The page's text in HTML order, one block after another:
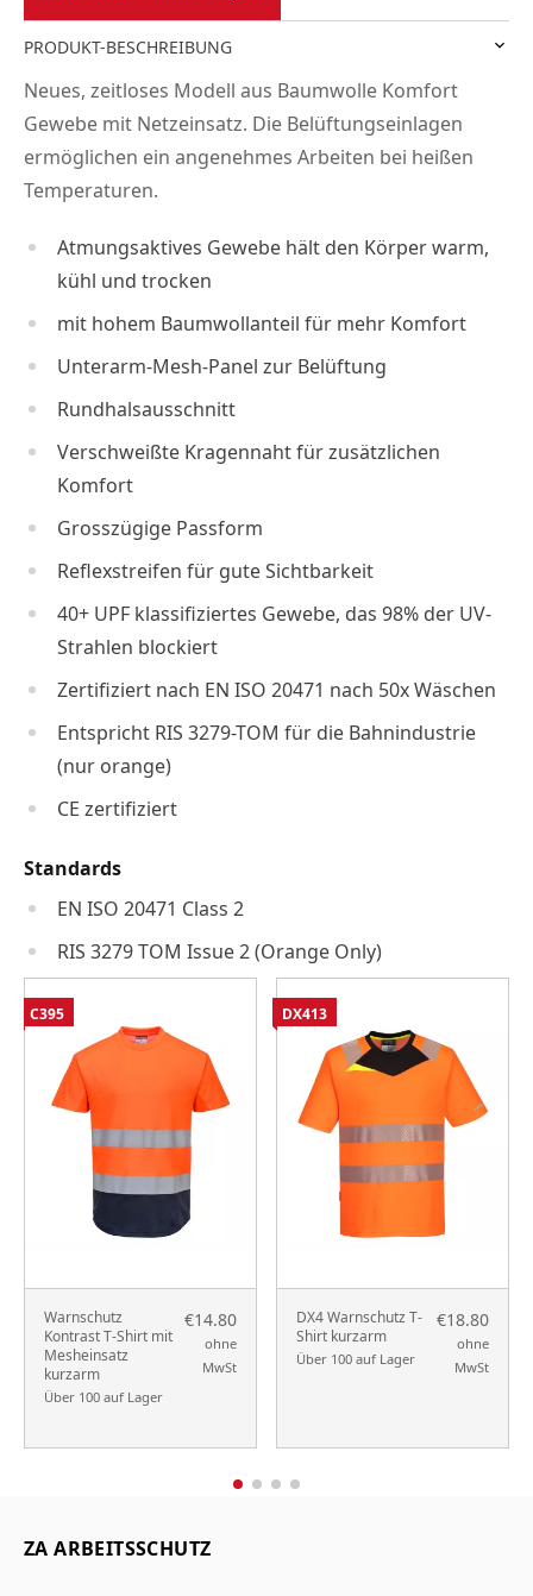
PRODUKT-BESCHREIBUNG
Neues, zeitloses Modell aus Baumwolle Komfort
Gewebe mit Netzeinsatz. Die Belüftungseinlagen
ermöglichen ein angenehmes Arbeiten bei heißen
Temperaturen.
Atmungsaktives Gewebe hält den Körper warm,
kühl und trocken
mit hohem Baumwollanteil für mehr Komfort
Unterarm-Mesh-Panel zur Belüftung
Rundhalsausschnitt
Verschweißte Kragennaht für zusätzlichen
Komfort
Grosszügige Passform
Reflexstreifen für gute Sichtbarkeit
40+ UPF klassifiziertes Gewebe, das 98% der UV-
Strahlen blockiert
Zertifiziert nach EN ISO 20471 nach 50x Wäschen
Entspricht RIS 3279-TOM für die Bahnindustrie
(nur orange)
CE zertifiziert
Standards
EN ISO 20471 Class 2
RIS 3279 TOM Issue 2 (Orange Only)
Warnschutz
Kontrast T-Shirt mit
Mesheinsatz
kurzarm
Über 100 auf Lager
€14.80
ohne
MwSt
C395
DX4 Warnschutz T-
Shirt kurzarm
Über 100 auf Lager
€18.80
ohne
MwSt
DX413
ZA ARBEITSSCHUTZ